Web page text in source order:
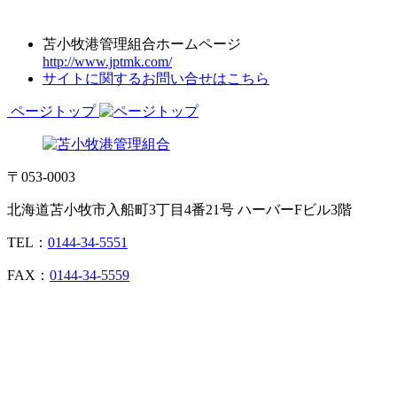
苫小牧港管理組合ホームページ
http://www.jptmk.com/
サイトに関するお問い合せはこちら
ページトップ
〒053-0003
北海道苫小牧市入船町3丁目4番21号 ハーバーFビル3階
TEL： 0144-34-5551
FAX： 0144-34-5559